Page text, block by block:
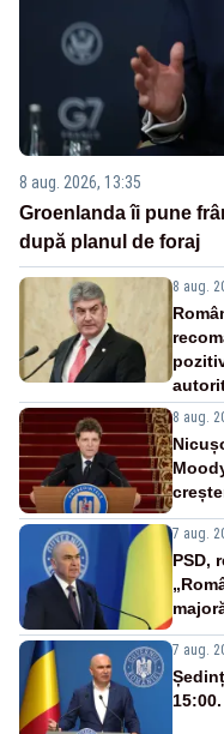
8 aug. 2026, 13:35
Groenlanda îi pune
după planul de foraj
8 aug.
8 aug.
7 aug.
PSD,
7 aug.